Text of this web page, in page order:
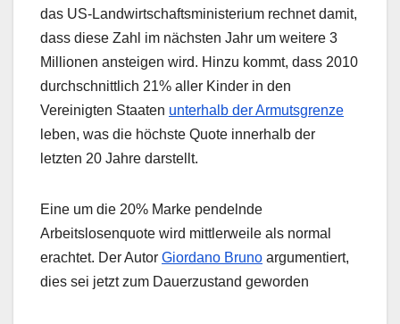
das US-Landwirtschaftsministerium rechnet damit,
dass diese Zahl im nächsten Jahr um weitere 3
Millionen ansteigen wird. Hinzu kommt, dass 2010
durchschnittlich 21% aller Kinder in den
Vereinigten Staaten unterhalb der Armutsgrenze
leben, was die höchste Quote innerhalb der
letzten 20 Jahre darstellt.
Eine um die 20% Marke pendelnde
Arbeitslosenquote wird mittlerweile als normal
erachtet. Der Autor Giordano Bruno argumentiert,
dies sei jetzt zum Dauerzustand geworden